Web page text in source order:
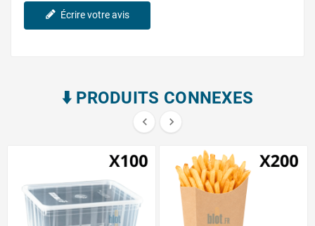
Écrire votre avis
⬇️​ PRODUITS CONNEXES
 